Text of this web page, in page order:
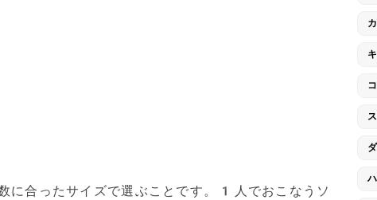
に合ったサイズで選ぶことです。1人でおこなうソ